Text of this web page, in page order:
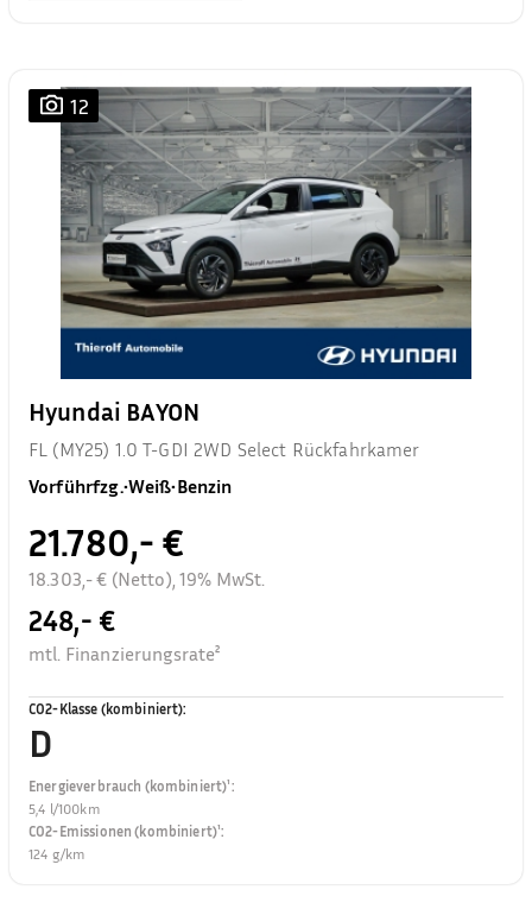
12
Hyundai BAYON
FL (MY25) 1.0 T-GDI 2WD Select Rückfahrkamer
Vorführfzg.•Weiß•Benzin
21.780,- €
18.303,- € (Netto), 19% MwSt.
248,- €
mtl. Finanzierungsrate²
CO2-Klasse (kombiniert):
D
Energieverbrauch (kombiniert)¹:
5,4 l/100km
CO2-Emissionen (kombiniert)¹:
124 g/km